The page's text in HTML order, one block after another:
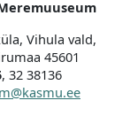
Vihula vald,
45601
, 32 38136